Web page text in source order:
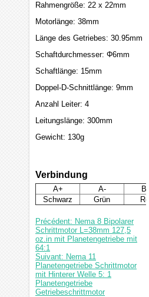
Rahmengröße: 22 x 22mm
Motorlänge: 38mm
Länge des Getriebes: 30.95mm
Schaftdurchmesser: Φ6mm
Schaftlänge: 15mm
Doppel-D-Schnittlänge: 9mm
Anzahl Leiter: 4
Leitungslänge: 300mm
Gewicht: 130g
Verbindung
A+ A-
Schwarz
Grün
Précédent: Nema 8 Bipolarer
Schrittmotor L=38mm 127,5
oz.in mit Planetengetriebe mit
64:1
Suivant: Nema 11
Planetengetriebe Schrittmotor
mit Hinterer Welle 5: 1
Planetengetriebe
Getriebeschrittmotor